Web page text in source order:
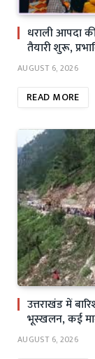
धराली आपदा
तैयारी शुरू,
AUGUST 6, 2026
READ MORE
उत्तराखंड में
भूस्खलन, कई
AUGUST 6, 2026